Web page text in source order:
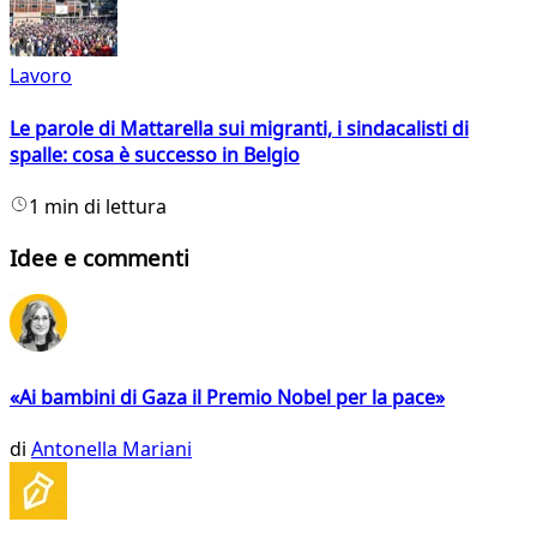
Lavoro
Le parole di Mattarella sui migranti, i sindacalisti di
spalle: cosa è successo in Belgio
1 min di lettura
Idee e commenti
«Ai bambini di Gaza il Premio Nobel per la pace»
di Antonella Mariani